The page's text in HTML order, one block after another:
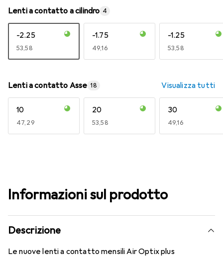
Lenti a contatto a cilindro 4
-2.25
EUR
53,58
-1.75
EUR
49,16
-1.25
EUR
53,58
Lenti a contatto Asse 18 Visualizza tutti
10
EUR
47,29
20
EUR
53,58
30
EUR
49,16
Informazioni sul prodotto
Descrizione
Le nuove lenti a contatto mensili Air Optix plus